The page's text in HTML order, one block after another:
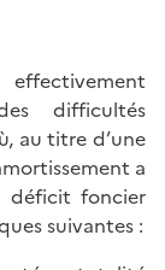
effectivement
difficultés
au titre d’une
a
déficit foncier
suivantes :